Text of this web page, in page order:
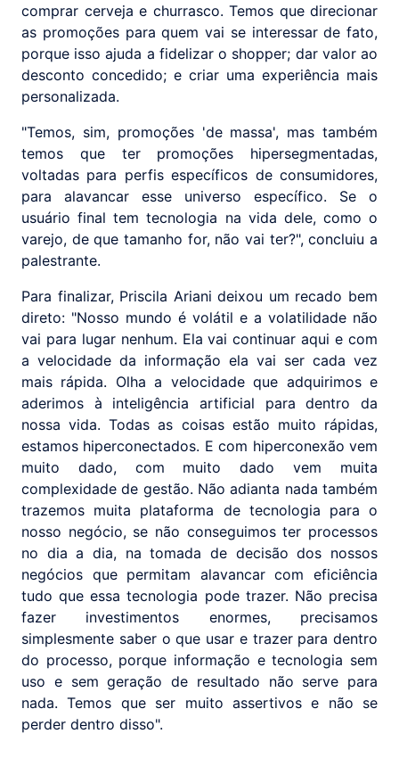
comprar cerveja e churrasco. Temos que direcionar
as promoções para quem vai se interessar de fato,
porque isso ajuda a fidelizar o shopper; dar valor ao
desconto concedido; e criar uma experiência mais
personalizada.
"Temos, sim, promoções 'de massa', mas também
temos que ter promoções hipersegmentadas,
voltadas para perfis específicos de consumidores,
para alavancar esse universo específico. Se o
usuário final tem tecnologia na vida dele, como o
varejo, de que tamanho for, não vai ter?", concluiu a
palestrante.
Para finalizar, Priscila Ariani deixou um recado bem
direto: "Nosso mundo é volátil e a volatilidade não
vai para lugar nenhum. Ela vai continuar aqui e com
a velocidade da informação ela vai ser cada vez
mais rápida. Olha a velocidade que adquirimos e
aderimos à inteligência artificial para dentro da
nossa vida. Todas as coisas estão muito rápidas,
estamos hiperconectados. E com hiperconexão vem
muito dado, com muito dado vem muita
complexidade de gestão. Não adianta nada também
trazemos muita plataforma de tecnologia para o
nosso negócio, se não conseguimos ter processos
no dia a dia, na tomada de decisão dos nossos
negócios que permitam alavancar com eficiência
tudo que essa tecnologia pode trazer. Não precisa
fazer investimentos enormes, precisamos
simplesmente saber o que usar e trazer para dentro
do processo, porque informação e tecnologia sem
uso e sem geração de resultado não serve para
nada. Temos que ser muito assertivos e não se
perder dentro disso".